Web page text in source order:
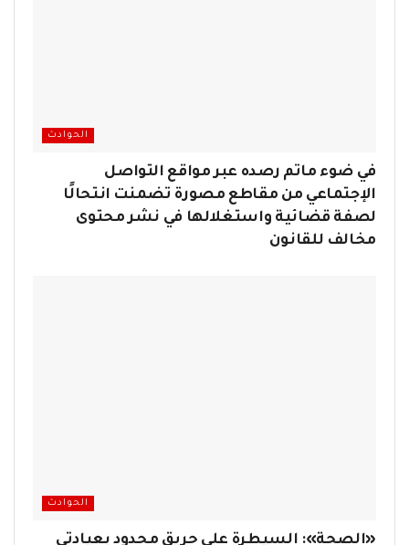
الحوادث
في ضوء ماتم رصده عبر مواقع التواصل
الإجتماعي من مقاطع مصورة تضمنت انتحالًا
لصفة قضائية واستغلالها في نشر محتوى
مخالف للقانون
الحوادث
«الصحة»: السيطرة على حريق محدود بعيادتي